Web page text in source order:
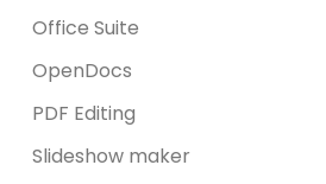
Office Suite
OpenDocs
PDF Editing
Slideshow maker